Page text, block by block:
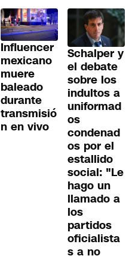
Influencer
mexicano
muere
baleado
durante
transmisió
n en vivo
Schalper y
el debate
sobre los
indultos a
uniformad
os
condenad
os por el
estallido
social: "Le
hago un
llamado a
los
partidos
oficialista
s a no